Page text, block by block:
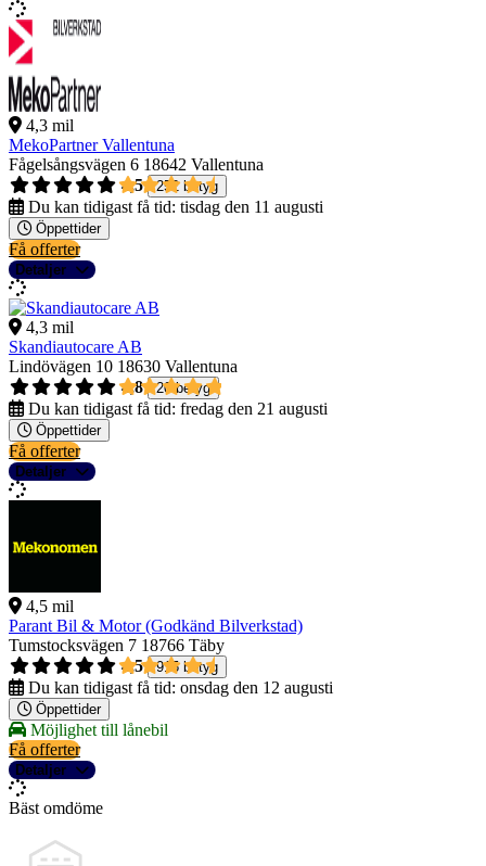
4,3 mil
MekoPartner Vallentuna
Fågelsångsvägen 6 18642 Vallentuna
4,5
252 betyg
Du kan tidigast få tid: tisdag den 11 augusti
Öppettider
Få offerter
Detaljer
4,3 mil
Skandiautocare AB
Lindövägen 10 18630 Vallentuna
4,8
20 betyg
Du kan tidigast få tid: fredag den 21 augusti
Öppettider
Få offerter
Detaljer
4,5 mil
Parant Bil & Motor (Godkänd Bilverkstad)
Tumstocksvägen 7 18766 Täby
4,5
915 betyg
Du kan tidigast få tid: onsdag den 12 augusti
Öppettider
Möjlighet till lånebil
Få offerter
Detaljer
Bäst omdöme